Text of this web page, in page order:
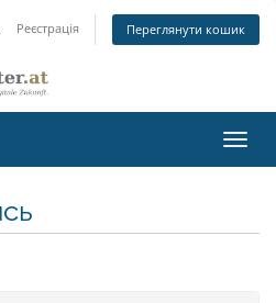
Реєстрація Переглянути кошик